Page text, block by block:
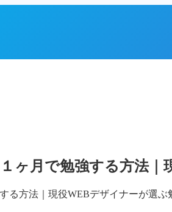
ヶ月で勉強する方法